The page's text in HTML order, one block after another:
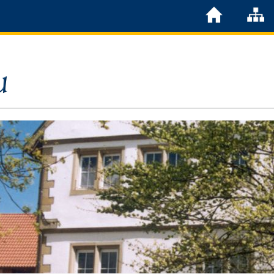
Löchgau
Grußwort Bürgermeister
Kurzportrait
Löchgau früher
Zahlen & Fakten
Steuern